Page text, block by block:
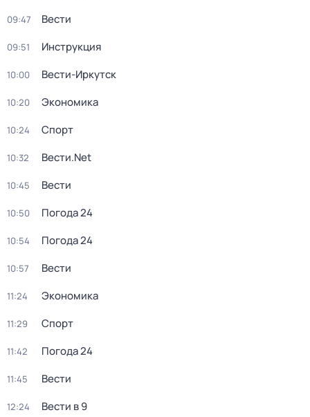
09:47 Вести
09:51 Инструкция
10:00 Вести-Иркутск
10:20 Экономика
10:24 Спорт
10:32 Вести.Net
10:45 Вести
10:50 Погода 24
10:54 Погода 24
10:57 Вести
11:24 Экономика
11:29 Спорт
11:42 Погода 24
11:45 Вести
12:24 Вести в 9